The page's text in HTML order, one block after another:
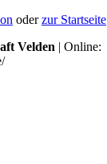
oderzur Startseite
Velden | Online: